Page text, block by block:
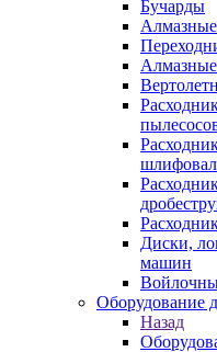
Бучарды
Диски,
машин
Оборудование
Назад